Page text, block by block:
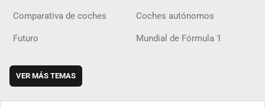
Comparativa de coches Coches autónomos
Futuro Mundial de Fórmula 1
VER MÁS TEMAS